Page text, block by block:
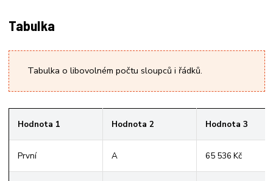
Tabulka
Tabulka o libovolném počtu sloupců i řádků.
Hodnota 1 Hodnota 2 Hodnota 3
První A 65 536 Kč